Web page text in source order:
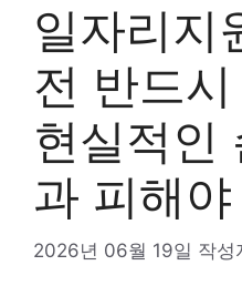
일자리지
전 반드
현실적인
과 피해
2026년 06월 19일 작성